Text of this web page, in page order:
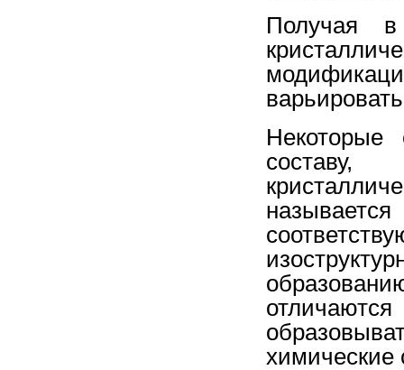
Получая
Некоторые
составу,